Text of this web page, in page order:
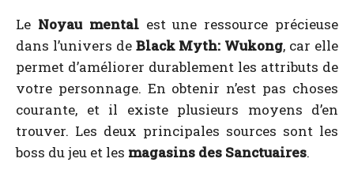
Le Noyau mentalest une ressource précieuse
dans l’univers de Black Myth: Wukong, car elle
permet d’améliorer durablement les attributs de
votre personnage. En obtenir n’est pas choses
courante, et il existe plusieurs moyens d’en
trouver. Les deux principales sources sont les
boss du jeu et les magasins des Sanctuaires.